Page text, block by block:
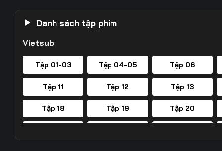
Danh sách tập phim
Vietsub
Tập 01-03 Tập 04-05 Tập 06
Tập 11 Tập 12 Tập 13
Tập 18 Tập 19 Tập 20